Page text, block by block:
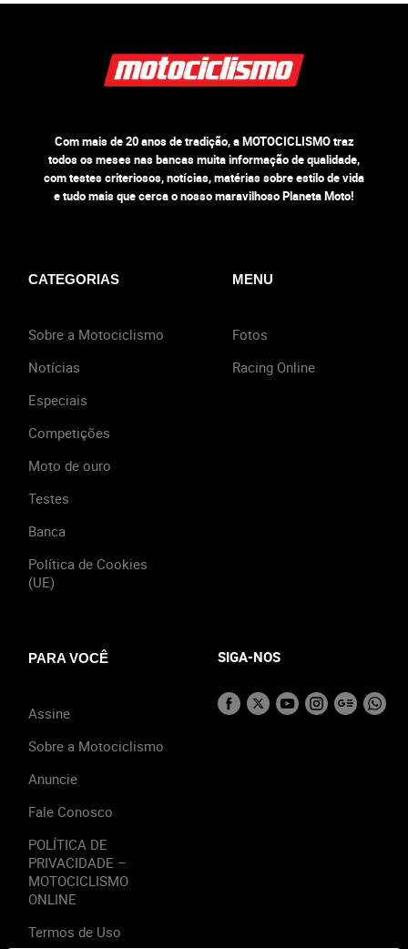
Com mais de 20 anos de tradição, a MOTOCICLISMO traz
todos os meses nas bancas muita informação de qualidade,
com testes criteriosos, notícias, matérias sobre estilo de vida
e tudo mais que cerca o nosso maravilhoso Planeta Moto!
CATEGORIAS
Sobre a Motociclismo
Notícias
Especiais
Competições
Moto de ouro
Testes
Banca
Política de Cookies
(UE)
MENU
Fotos
Racing Online
PARA VOCÊ
Assine
Sobre a Motociclismo
Anuncie
Fale Conosco
POLÍTICA DE
PRIVACIDADE –
MOTOCICLISMO
ONLINE
Termos de Uso
SIGA-NOS